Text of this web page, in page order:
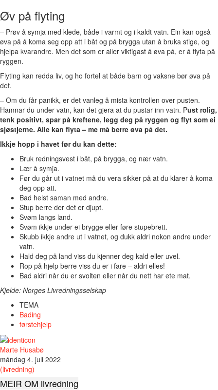
Øv på flyting
– Prøv å symja med klede, både i varmt og i kaldt vatn. Ein kan også
øva på å koma seg opp att i båt og på brygga utan å bruka stige, og
hjelpa kvarandre. Men det som er aller viktigast å øva på, er å flyta på
ryggen.
Flyting kan redda liv, og ho fortel at både barn og vaksne bør øva på
det.
– Om du får panikk, er det vanleg å mista kontrollen over pusten.
Hamnar du under vatn, kan det gjera at du pustar inn vatn. Pust rolig,
tenk positivt, spar på kreftene, legg deg på ryggen og flyt som ei
sjøstjerne. Alle kan flyta – me må berre øva på det.
Ikkje hopp i havet før du kan dette:
Bruk redningsvest i båt, på brygga, og nær vatn.
Lær å symja.
Før du går ut i vatnet må du vera sikker på at du klarer å koma
deg opp att.
Bad helst saman med andre.
Stup berre der det er djupt.
Svøm langs land.
Svøm ikkje under ei brygge eller føre stupebrett.
Skubb ikkje andre ut i vatnet, og dukk aldri nokon andre under
vatn.
Hald deg på land viss du kjenner deg kald eller uvel.
Rop på hjelp berre viss du er i fare – aldri elles!
Bad aldri når du er svolten eller når du nett har ete mat.
Kjelde: Norges Livredningsselskap
TEMA
Bading
førstehjelp
Marte Husabø
måndag 4. juli 2022
(livredning)
MEIR OM livredning